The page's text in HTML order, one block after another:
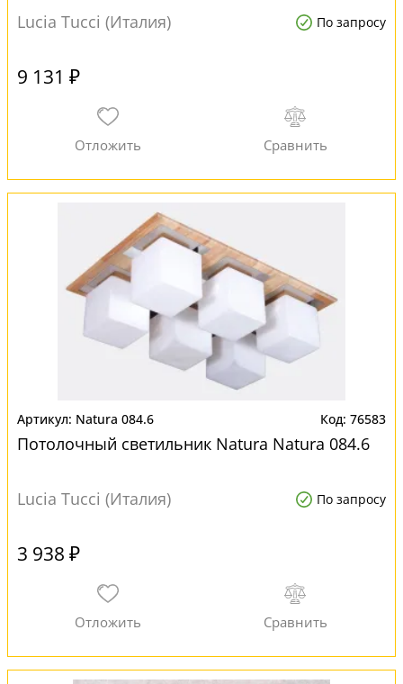
Lucia Tucci (Италия)
По запросу
9 131 ₽
Natura 084.6 76583
Потолочный светильник Natura Natura 084.6
Lucia Tucci (Италия) По запросу
3 938 ₽